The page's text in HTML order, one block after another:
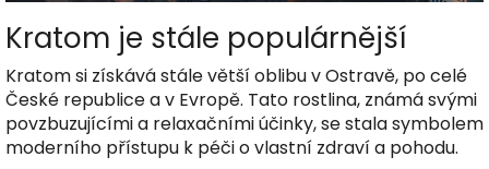
Kratom je stále populárnější
Kratom si získává stále větší oblibu v Ostravě, po celé
České republice a v Evropě. Tato rostlina, známá svými
povzbuzujícími a relaxačními účinky, se stala symbolem
moderního přístupu k péči o vlastní zdraví a pohodu.